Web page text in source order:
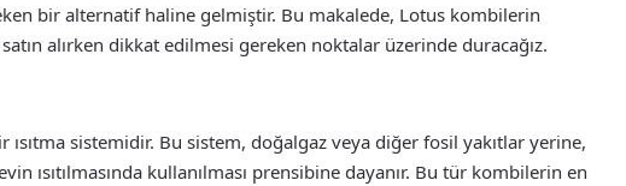
bir alternatif haline gelmiştir. Bu makalede, Lotus kombilerin
alırken dikkat edilmesi gereken noktalar üzerinde duracağız.
ısıtma sistemidir. Bu sistem, doğalgaz veya diğer fosil yakıtlar yerine,
evin ısıtılmasında kullanılması prensibine dayanır. Bu tür kombilerin en